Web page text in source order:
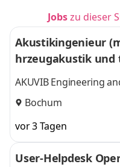
Jobszu dieser
Akustikingenieur
hrzeugakustik und
AKUVIB Engineering
Bochum
vor 3 Tagen
User-Helpdesk